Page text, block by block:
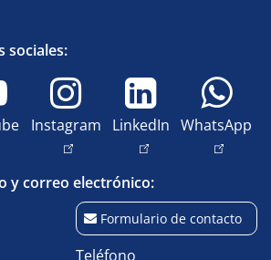
sociales:
Instagram LinkedIn WhatsApp
y correo electrónico:
Formulario de contacto
Teléfono